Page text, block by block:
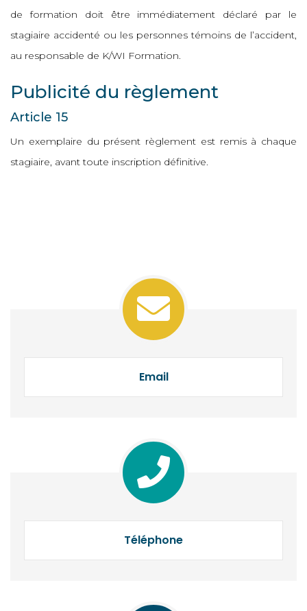
de formation doit être immédiatement déclaré par le
stagiaire accidenté ou les personnes témoins de l’accident,
au responsable de K/WI Formation.
Publicité du règlement
Article 15
Un exemplaire du présent règlement est remis à chaque
stagiaire, avant toute inscription définitive.
Email
Téléphone